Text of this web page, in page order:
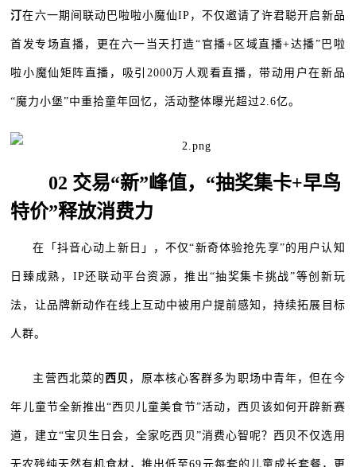
汀在六一期间联动巴啦啦小魔仙IP，不仅邀请了许君聪开启新品
首发专场直播，更在六一当天打造“官播+区域直播+达播”巴啦
啦小魔仙矩阵直播，吸引2000万人观看直播，带动用户在新品
“魔力小堡”中重拾童年回忆，活动整体曝光超过2.6亿。
02 交易“新”峰值，“抽奖集卡+早鸟
特价”释放消费力
在「抖音心动上新日」，不仅“新奇体验抢先享”的用户认知
日臻成熟，IP还联动平台资源，推出“抽奖集卡挑战”等创新玩
法，让品牌新动作在线上互动中被用户提前感知，持续拓展目标
人群。
主营西北菜的 西贝 ，原本核心客群多为职场中青年，但在今
年儿童节全新推出“西贝儿童美食节”活动，西贝该如何开辟新赛
道，建立“宝贝生日会，全家吃西贝”消费心智呢？西贝不仅选用
无农残纯天然有机食材，推出低至69元每套的儿童成长套餐，更